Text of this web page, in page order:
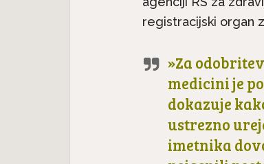
registracijski organ
»Za
medicini je
dokazuje
ustrezno
imetnika